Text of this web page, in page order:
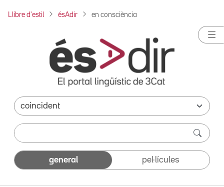
Llibre d'estil ésAdir en consciència
general pel·lícules